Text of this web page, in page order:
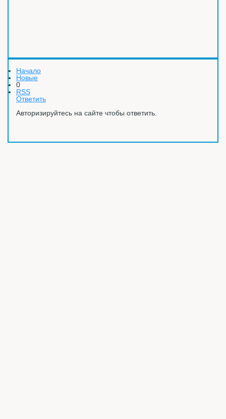
Начало
Новые
0
RSS
Ответить
Авторизируйтесь на сайте чтобы ответить.